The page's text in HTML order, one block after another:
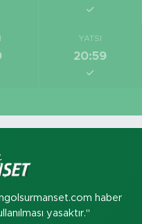
YATSI
20:59
haber
yasaktır."